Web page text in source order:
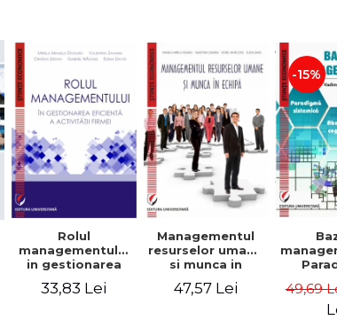
Rolul
managementului
in gestionarea
eficienta a
activitatii firmei -
33,83 Lei
Managementul
resurselor umane
si munca in
47,57 Lei
-15%
49,69